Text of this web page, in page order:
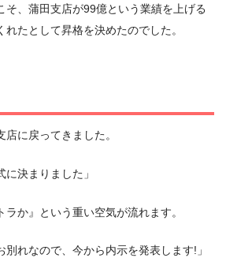
そ、蒲田支店が99億という業績を上げる
たとして昇格を決めたのでした。
に戻ってきました。
に決まりました」
か』という重い空気が流れます。
別れなので、今から内示を発表します!」